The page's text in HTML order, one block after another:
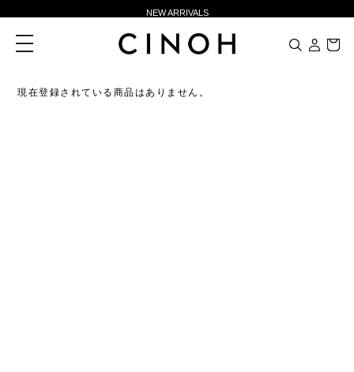
NEW ARRIVALS
新規会員登録500ポイントプレゼント
夏季休業に伴う一部業務休業のお知らせ
toggle
navigation
現在登録されている商品はありません。